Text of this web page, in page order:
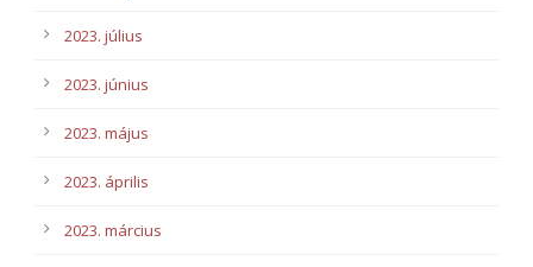
2023. július
2023. június
2023. május
2023. április
2023. március